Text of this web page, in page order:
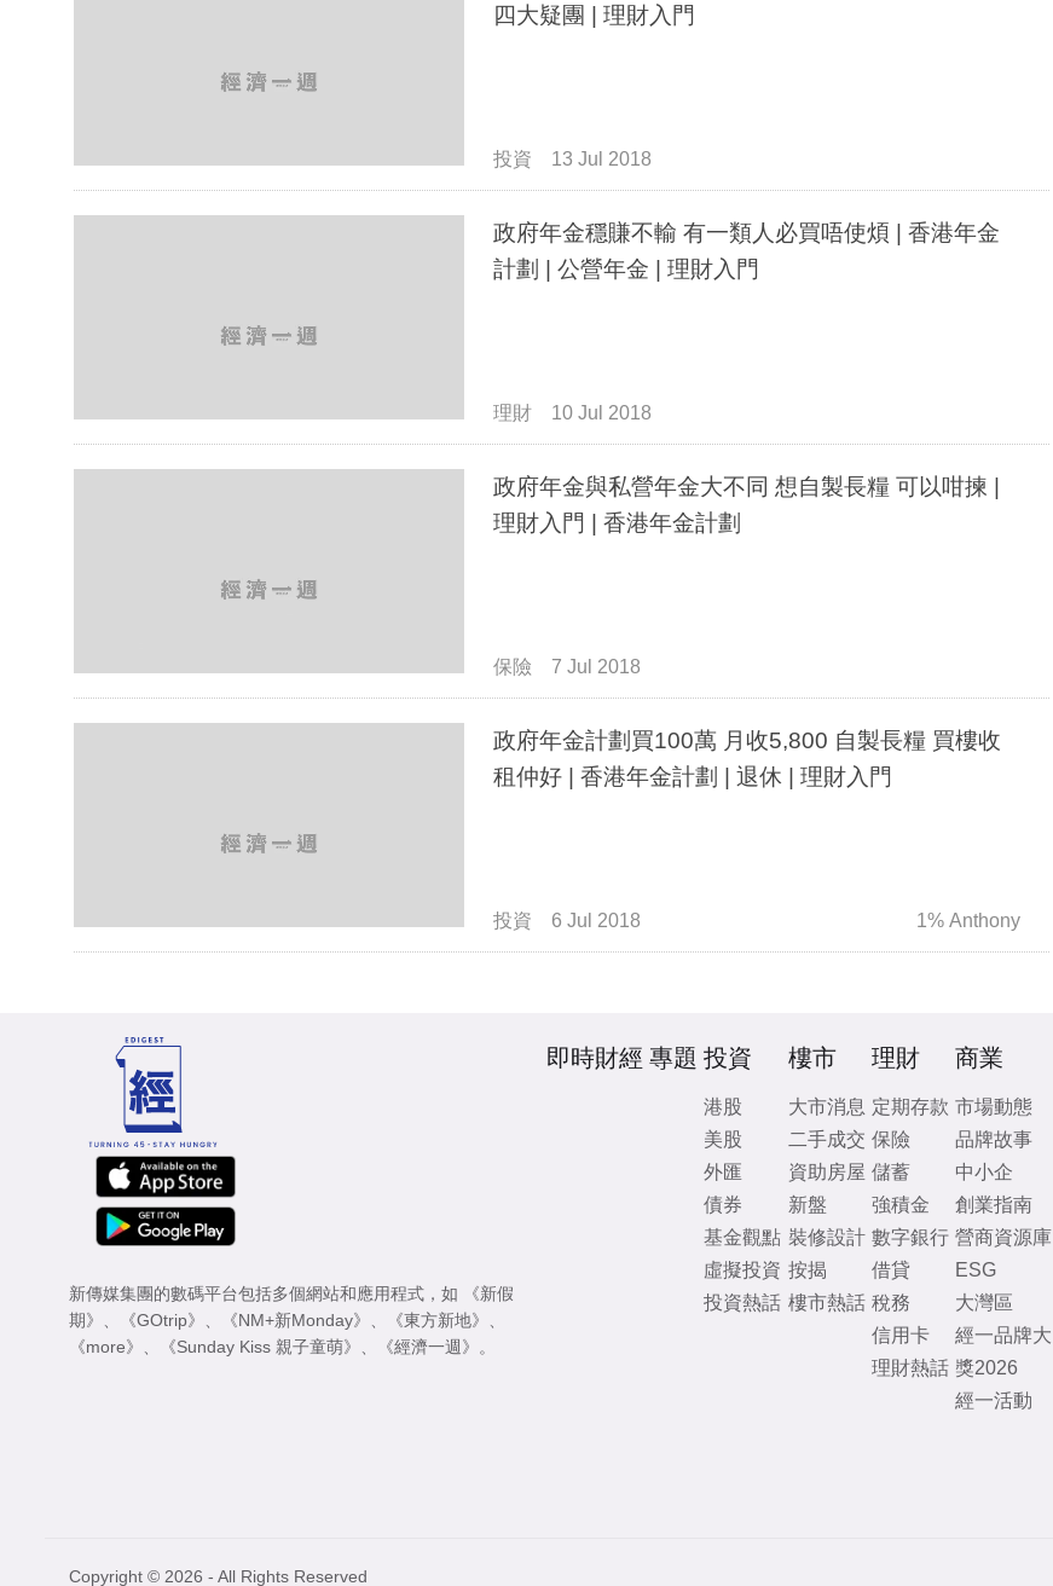
四大疑團 | 理財入門
投資 13 Jul 2018
政府年金穩賺不輸 有一類人必買唔使煩 | 香港年金
計劃 | 公營年金 | 理財入門
理財 10 Jul 2018
政府年金與私營年金大不同 想自製長糧 可以咁揀 |
理財入門 | 香港年金計劃
保險 7 Jul 2018
政府年金計劃買100萬 月收5,800 自製長糧 買樓收
租仲好 | 香港年金計劃 | 退休 | 理財入門
投資 6 Jul 2018 1% Anthony
新傳媒集團的數碼平台包括多個網站和應用程式，如
《新假
期》
《GOtrip》 《NM+新Monday》 《東方新地》
《more》
《Sunday Kiss 親子童萌》 《經濟一週》 。
即時財經 專題 投資
港股
美股
外匯
債券
基金觀點
虛擬投資
投資熱話
樓市
大市消息
二手成交
資助房屋
新盤
裝修設計
按揭
樓市熱話
理財
定期存款
保險
儲蓄
強積金
數字銀行
借貸
稅務
信用卡
理財熱話
商業
市場動態
品牌故事
中小企
創業指南
營商資源庫
ESG
大灣區
經一品牌大
獎2026
經一活動
Copyright © 2026 - All Rights Reserved